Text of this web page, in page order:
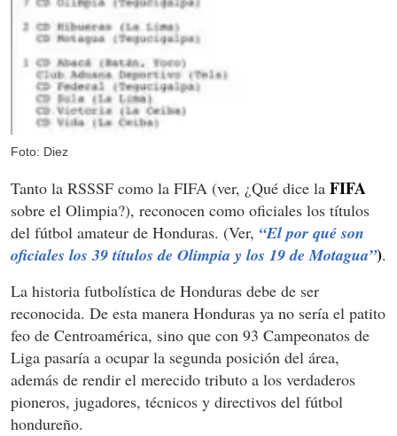
Foto: Diez
Tanto la RSSSF como la FIFA (ver, ¿Qué dice la FIFA
sobre el Olimpia?), reconocen como oficiales los títulos
del fútbol amateur de Honduras. (Ver, “El por qué son
oficiales los 39 títulos de Olimpia y los 19 de Motagua”).
La historia futbolística de Honduras debe de ser
reconocida. De esta manera Honduras ya no sería el patito
feo de Centroamérica, sino que con 93 Campeonatos de
Liga pasaría a ocupar la segunda posición del área,
además de rendir el merecido tributo a los verdaderos
pioneros, jugadores, técnicos y directivos del fútbol
hondureño.